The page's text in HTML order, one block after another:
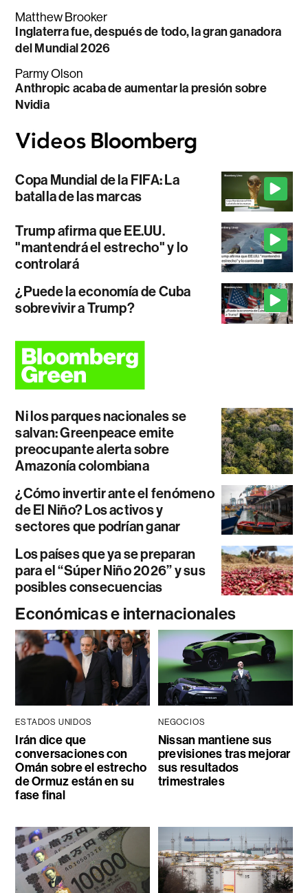
Matthew Brooker
Inglaterra fue, después de todo, la gran ganadora
del Mundial 2026
Parmy Olson
Anthropic acaba de aumentar la presión sobre
Nvidia
Copa Mundial de la FIFA: La
batalla de las marcas
Trump afirma que EE.UU.
"mantendrá el estrecho" y lo
controlará
¿Puede la economía de Cuba
sobrevivir a Trump?
Ni los parques nacionales se
salvan: Greenpeace emite
preocupante alerta sobre
Amazonía colombiana
¿Cómo invertir ante el fenómeno
de El Niño? Los activos y
sectores que podrían ganar
Los países que ya se preparan
para el “Súper Niño 2026” y sus
posibles consecuencias
Económicas e internacionales
ESTADOS UNIDOS
Irán dice que
conversaciones con
Omán sobre el estrecho
de Ormuz están en su
fase final
NEGOCIOS
Nissan mantiene sus
previsiones tras mejorar
sus resultados
trimestrales